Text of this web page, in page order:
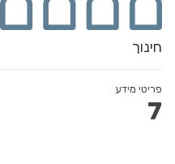
חינוך
פריטי מידע
7